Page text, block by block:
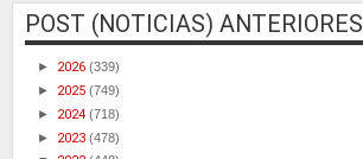
POST (NOTICIAS) ANTERIORES
► 2026 (339)
► 2025 (749)
► 2024 (718)
► 2023 (478)